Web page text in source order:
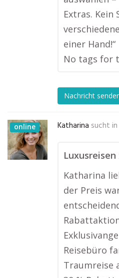
Extras. Kein
einer Hand!“
No tags for
Nachricht
online Katharina sucht in
Katharina
der Preis
Reisebüro
Traumreise